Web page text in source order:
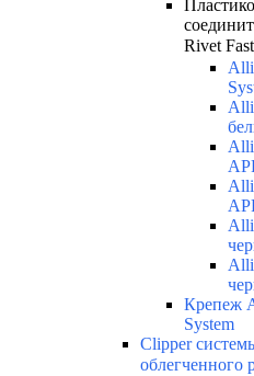
Rivet
Крепеж
System
Clipper
облегченного